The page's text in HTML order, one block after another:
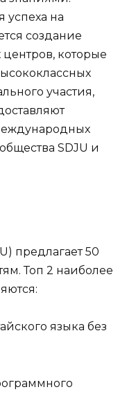
успеха на
создание
которые
участия,
SDJU и
предлагает 50
Топ 2 наиболее
языка без